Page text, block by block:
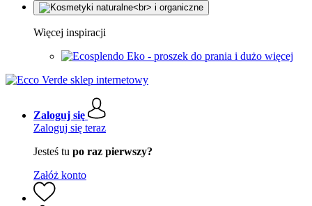
Więcej inspiracji
Eko - proszek do prania i dużo więcej
Zaloguj się
Zaloguj się teraz
Jesteś tu po raz pierwszy?
Załóż konto